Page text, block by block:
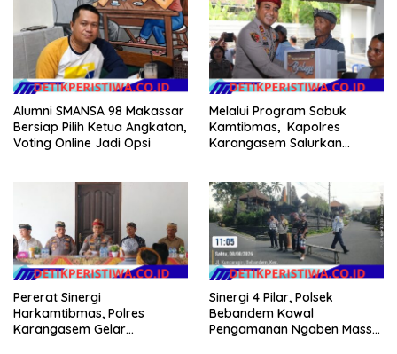
Alumni SMANSA 98 Makassar
Bersiap Pilih Ketua Angkatan,
Voting Online Jadi Opsi
Melalui Program Sabuk
Kamtibmas, Kapolres
Karangasem Salurkan
Pererat Sinergi
Harkamtibmas, Polres
Karangasem Gelar
Sinergi 4 Pilar, Polsek
Bebandem Kawal
Pengamanan Ngaben Massal